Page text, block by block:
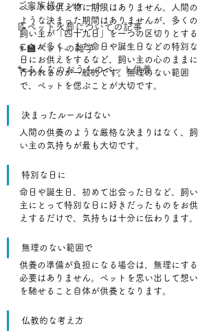
ご家族様アンケート
📝ペット火葬についての記事
👨‍🏫ペットの雑学
🐾みんなのおうちのペット供養
ペットの供え物に期限はありません。人間の
ような決まった期間はありませんが、多くの
飼い主が「四十九日」を一つの区切りとする
ことが多く、また命日や誕生日などの特別な
日にお供えをするなど、飼い主の心のままに
行われるのが一般的です。無理のない範囲
で、ペットを偲ぶことが大切です。﻿
決まったルールはない
人間の供養のような厳格な決まりはなく、飼
い主の気持ちが最も大切です。﻿
特別な日に
命日や誕生日、初めて出会った日など、飼い
主にとって特別な日に好きだったものをお供
えするだけで、気持ちは十分に伝わります。﻿
無理のない範囲で
供養の準備が負担になる場合は、無理にする
必要はありません。ペットを思い出して想い
を馳せること自体が供養となります。﻿
仏教的な考え方